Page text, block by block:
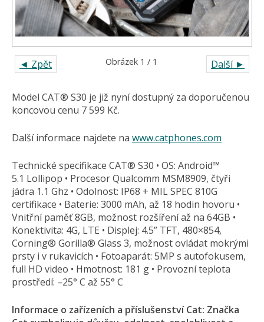
◄ Zpět Další ►
Obrázek 1 / 1
Model CAT® S30 je již nyní dostupný za doporučenou
koncovou cenu 7 599 Kč.
Další informace najdete na www.catphones.com
Technické specifikace CAT® S30 • OS: Android™
5.1 Lollipop • Procesor Qualcomm MSM8909, čtyři
jádra 1.1 Ghz • Odolnost: IP68 + MIL SPEC 810G
certifikace • Baterie: 3000 mAh, až 18 hodin hovoru •
Vnitřní paměť 8GB, možnost rozšíření až na 64GB •
Konektivita: 4G, LTE • Displej: 4.5” TFT, 480×854,
Corning® Gorilla® Glass 3, možnost ovládat mokrými
prsty i v rukavicích • Fotoaparát: 5MP s autofokusem,
full HD video • Hmotnost: 181 g • Provozní teplota
prostředí: –25° C až 55° C
Informace o zařízeních a příslušenství Cat: Značka